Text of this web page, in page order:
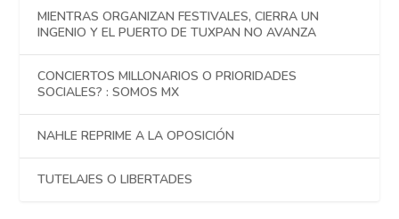
MIENTRAS ORGANIZAN FESTIVALES, CIERRA UN
INGENIO Y EL PUERTO DE TUXPAN NO AVANZA
CONCIERTOS MILLONARIOS O PRIORIDADES
SOCIALES? : SOMOS MX
NAHLE REPRIME A LA OPOSICIÓN
TUTELAJES O LIBERTADES